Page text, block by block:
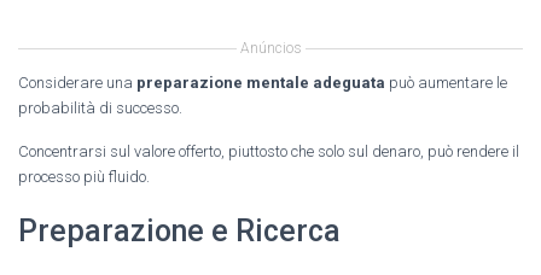
Anúncios
Considerare una preparazione mentale adeguata può aumentare le
probabilità di successo.
Concentrarsi sul valore offerto, piuttosto che solo sul denaro, può rendere il
processo più fluido.
Preparazione e Ricerca